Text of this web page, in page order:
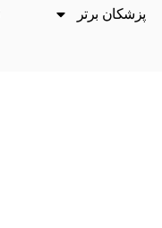
پزشکان برتر